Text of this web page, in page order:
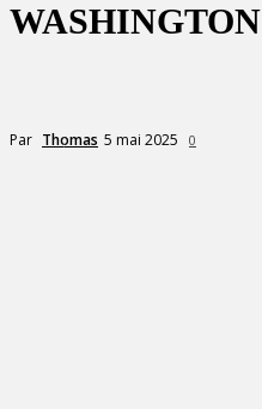
WASHINGTON
Par Thomas 5 mai 2025 0